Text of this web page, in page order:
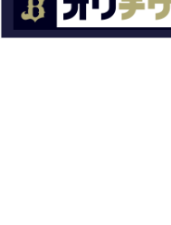
グッズ
ファーム